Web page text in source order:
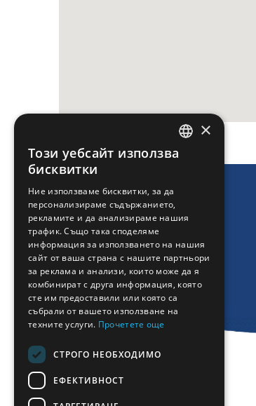
ENGLISH
FRENCH
ROMANIAN
TURKISH
×
Този уебсайт използва
бисквитки
Ние използваме бисквитки, за да
персонализираме съдържанието,
рекламите и да анализираме нашия
трафик. Също така споделяме
информация за използването на нашия
сайт от ваша страна с нашите партньори
за реклама и анализи, които може да я
комбинират с друга информация, която
сте им предоставили или която са
събрали от вашето използване на
техните услуги. Прочетете още
СТРОГО НЕОБХОДИМО
ЕФЕКТИВНОСТ